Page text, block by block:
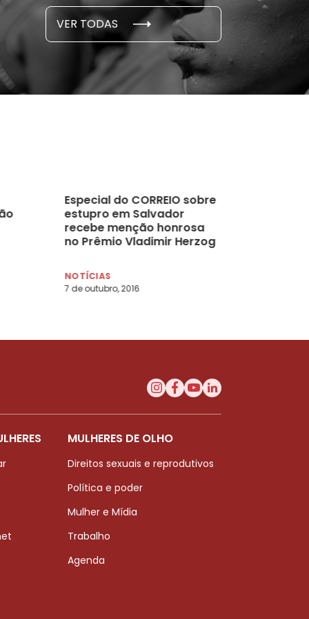
VER TODAS
E PESQUISAS
novembro, 2021
Especial do CORREIO sobre
estupro em Salvador
recebe menção honrosa
no Prêmio Vladimir Herzog
NOTÍCIAS
7 de outubro, 2016
MULHERES DE OLHO
Direitos sexuais e reprodutivos
Política e poder
Mulher e Mídia
Trabalho
Agenda